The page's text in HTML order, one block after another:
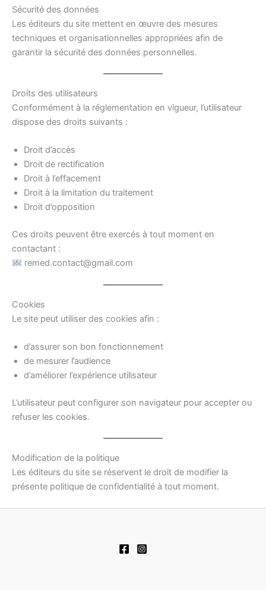
Sécurité des données
Les éditeurs du site mettent en œuvre des mesures
techniques et organisationnelles appropriées afin de
garantir la sécurité des données personnelles.
Droits des utilisateurs
Conformément à la réglementation en vigueur, l’utilisateur
dispose des droits suivants :
Droit d’accès
Droit de rectification
Droit à l’effacement
Droit à la limitation du traitement
Droit d’opposition
Ces droits peuvent être exercés à tout moment en
contactant :
remed.contact@gmail.com
Cookies
Le site peut utiliser des cookies afin :
d’assurer son bon fonctionnement
de mesurer l’audience
d’améliorer l’expérience utilisateur
L’utilisateur peut configurer son navigateur pour accepter ou
refuser les cookies.
Modification de la politique
Les éditeurs du site se réservent le droit de modifier la
présente politique de confidentialité à tout moment.